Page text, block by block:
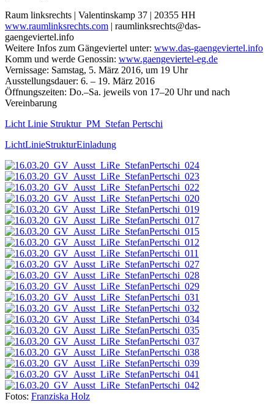
Raum linksrechts | Valentinskamp 37 | 20355 HH
www.raumlinksrechts.com | raumlinksrechts@das-
gaengeviertel.info
Weitere Infos zum Gängeviertel unter: www.das-gaengeviertel.info
Komm und werde Genossin: www.gaengeviertel-eg.de
Vernissage: Samstag, 5. März 2016, um 19 Uhr
Ausstellungsdauer: 6. – 19. März 2016
Öffnungszeiten: Do.–Sa. jeweils von 17–20 Uhr und nach
Vereinbarung
Licht Linie Struktur_PM_Stefan Pertschi
LichtLinieStrukturEinladung
Fotos: Franziska Holz